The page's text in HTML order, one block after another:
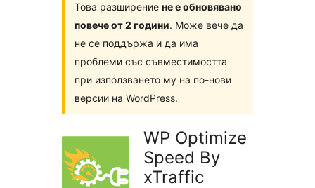
Това разширение не е обновявано
повече от 2 години. Може вече да
не се поддържа и да има
проблеми със съвместимостта
при използването му на по-нови
версии на WordPress.
WP Optimize
Speed By
xTraffic